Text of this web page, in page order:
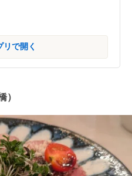
リで開く
）